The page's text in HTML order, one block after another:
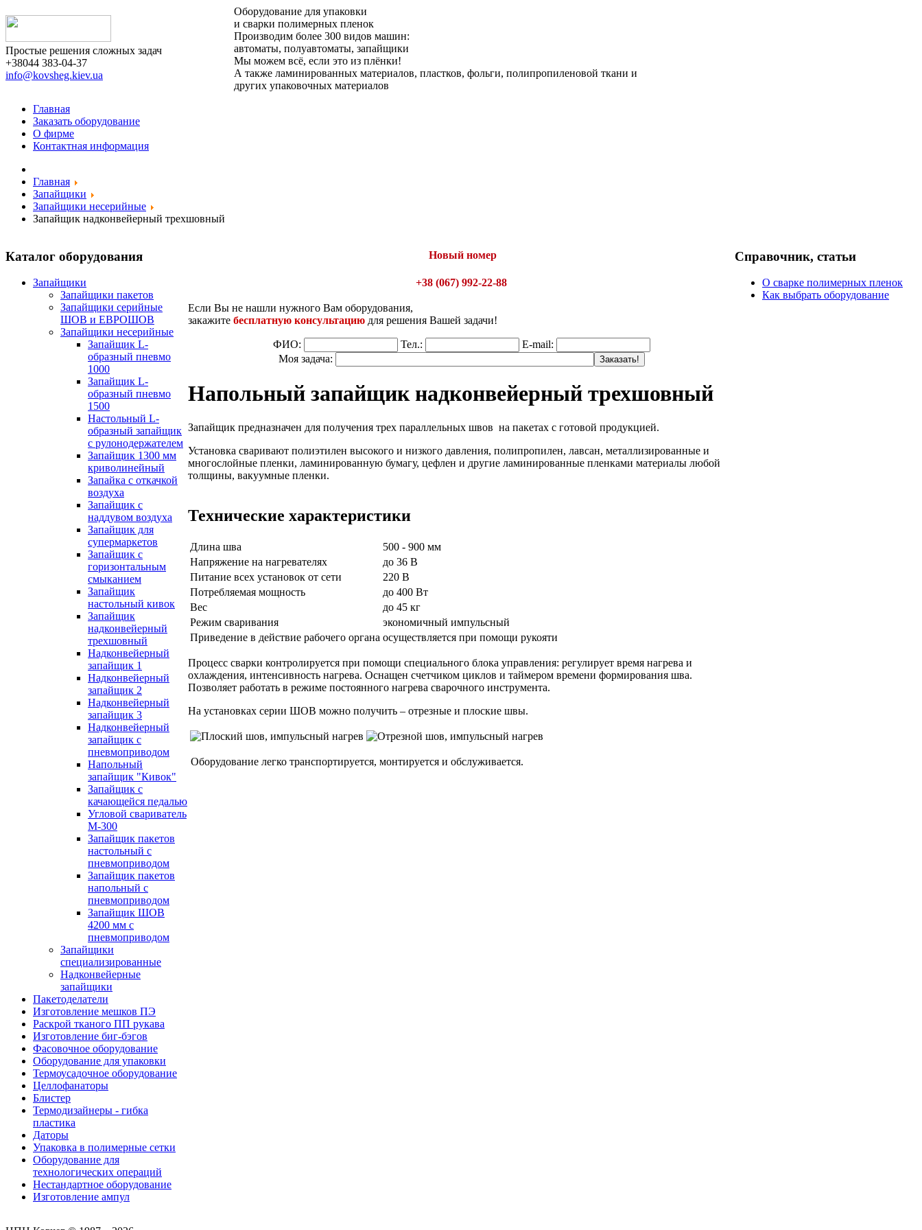
Простые решения сложных задач
+38044 383-04-37
info@kovsheg.kiev.ua
Оборудование для упаковки
и сварки полимерных пленок
Производим более 300 видов машин:
автоматы, полуавтоматы, запайщики
Мы можем всё, если это из плёнки!
А также ламинированных материалов, пластков, фольги, полипропиленовой ткани и
других упаковочных материалов
Главная
Заказать оборудование
О фирме
Контактная информация
Главная
Запайщики
Запайщики несерийные
Запайщик надконвейерный трехшовный
Каталог оборудования
Запайщики
Запайщики пакетов
Запайщики серийные
ШОВ и ЕВРОШОВ
Запайщики несерийные
Запайщик L-
образный пневмо
1000
Запайщик L-
образный пневмо
1500
Настольный L-
образный запайщик
с рулонодержателем
Запайщик 1300 мм
криволинейный
Запайка с откачкой
воздуха
Запайщик с
наддувом воздуха
Запайщик для
супермаркетов
Запайщик с
горизонтальным
смыканием
Запайщик
настольный кивок
Запайщик
надконвейерный
трехшовный
Надконвейерный
запайщик 1
Надконвейерный
запайщик 2
Надконвейерный
запайщик 3
Надконвейерный
запайщик с
пневмоприводом
Напольный
запайщик "Кивок"
Запайщик с
качающейся педалью
Угловой свариватель
М-300
Запайщик пакетов
настольный с
пневмоприводом
Запайщик пакетов
напольный с
пневмоприводом
Запайщик ШОВ
4200 мм с
пневмоприводом
Запайщики
специализированные
Надконвейерные
запайщики
Пакетоделатели
Изготовление мешков ПЭ
Раскрой тканого ПП рукава
Изготовление биг-бэгов
Фасовочное оборудование
Оборудование для упаковки
Термоусадочное оборудование
Целлофанаторы
Блистер
Термодизайнеры - гибка
пластика
Даторы
Упаковка в полимерные сетки
Оборудование для
технологических операций
Нестандартное оборудование
Изготовление ампул
Новый номер
+38 (067) 992-22-88
Если Вы не нашли нужного Вам оборудования,
закажите бесплатную консультацию для решения Вашей задачи!
ФИО: Тел.:
E-mail:
Моя задача:
Напольный запайщик надконвейерный трехшовный
Запайщик предназначен для получения трех параллельных швов на пакетах с готовой продукцией.
Установка сваривают полиэтилен высокого и низкого давления, полипропилен, лавсан, металлизированные и
многослойные пленки, ламинированную бумагу, цефлен и другие ламинированные пленками материалы любой
толщины, вакуумные пленки.
Технические характеристики
Длина шва
500 - 900 мм
Напряжение на нагревателях
до 36 В
Питание всех установок от сети
220 В
Потребляемая мощность
до 400 Вт
Вес
до 45 кг
Режим сваривания
экономичный импульсный
Приведение в действие рабочего органа осуществляется при помощи рукояти
Процесс сварки контролируется при помощи специального блока управления: регулирует время нагрева и
охлаждения, интенсивность нагрева. Оснащен счетчиком циклов и таймером времени формирования шва.
Позволяет работать в режиме постоянного нагрева сварочного инструмента.
На установках серии ШОВ можно получить – отрезные и плоские швы.
Оборудование легко транспортируется, монтируется и обслуживается.
Справочник, статьи
О сварке полимерных пленок
Как выбрать оборудование